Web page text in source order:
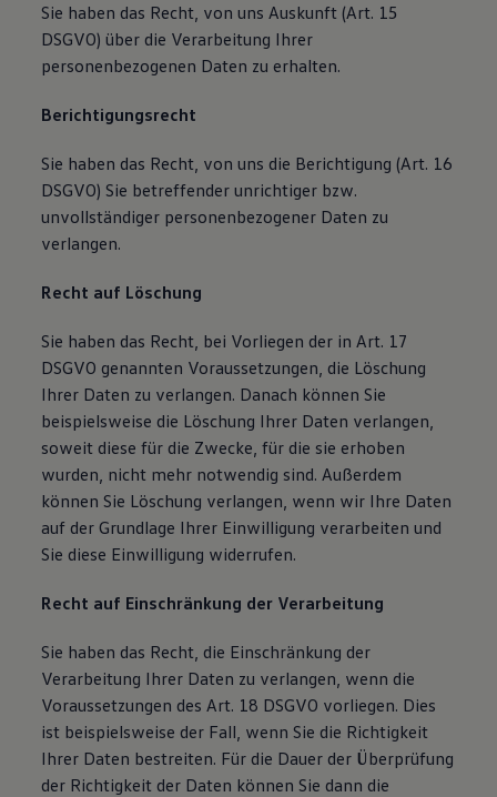
Sie haben das Recht, von uns Auskunft (Art. 15
DSGVO) über die Verarbeitung Ihrer
personenbezogenen Daten zu erhalten.
Berichtigungsrecht
Sie haben das Recht, von uns die Berichtigung (Art. 16
DSGVO) Sie betreffender unrichtiger bzw.
unvollständiger personenbezogener Daten zu
verlangen.
Recht auf Löschung
Sie haben das Recht, bei Vorliegen der in Art. 17
DSGVO genannten Voraussetzungen, die Löschung
Ihrer Daten zu verlangen. Danach können Sie
beispielsweise die Löschung Ihrer Daten verlangen,
soweit diese für die Zwecke, für die sie erhoben
wurden, nicht mehr notwendig sind. Außerdem
können Sie Löschung verlangen, wenn wir Ihre Daten
auf der Grundlage Ihrer Einwilligung verarbeiten und
Sie diese Einwilligung widerrufen.
Recht auf Einschränkung der Verarbeitung
Sie haben das Recht, die Einschränkung der
Verarbeitung Ihrer Daten zu verlangen, wenn die
Voraussetzungen des Art. 18 DSGVO vorliegen. Dies
ist beispielsweise der Fall, wenn Sie die Richtigkeit
Ihrer Daten bestreiten. Für die Dauer der Überprüfung
der Richtigkeit der Daten können Sie dann die